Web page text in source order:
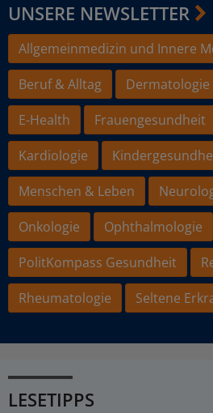
UNSERE NEWSLETTER
Allgemeinmedizin und Innere
Beruf & Alltag
Dermatologie
E-Health
Frauengesundheit
Kardiologie
Menschen & Leben
Onkologie
Ophthalmologie
PolitKompass Gesundheit
Rheumatologie
Seltene
LESETIPPS